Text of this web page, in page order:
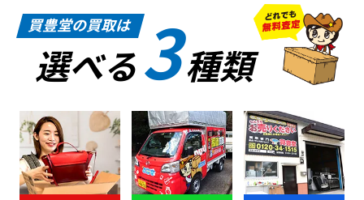
買豊堂の買取は
選べる3種類